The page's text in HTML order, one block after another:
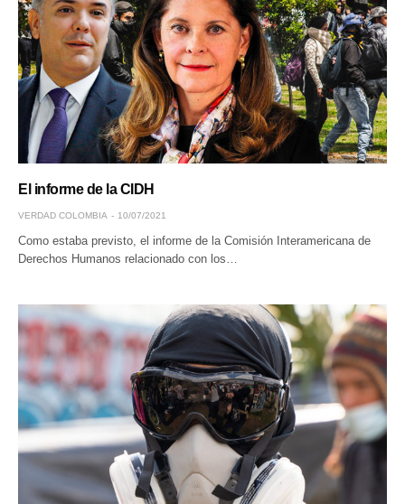
El informe de la CIDH
VERDAD COLOMBIA 10/07/2021
Como estaba previsto, el informe de la Comisión Interamericana de
Derechos Humanos relacionado con los…